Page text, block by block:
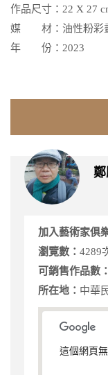
作品尺寸： 22 X 27
媒 材： 油性粉彩
年 份： 2023
加入藝術家俱
瀏覽數： 4289
可銷售作品數：
所在地： 中華
這個網頁